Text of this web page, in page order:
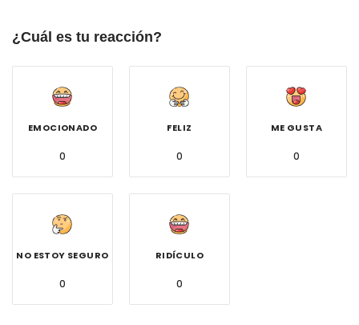
¿Cuál es tu reacción?
EMOCIONADO
0
FELIZ
0
ME GUSTA
0
NO ESTOY SEGURO
0
RIDÍCULO
0